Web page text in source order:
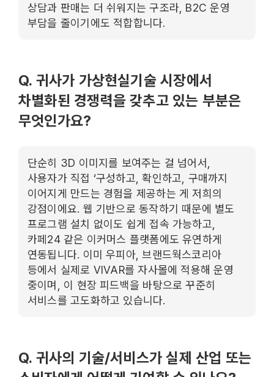
상담과 판매는 더 쉬워지는 구조라, B2C 운영
부담을 줄이기에도 적합합니다.
Q. 귀사가 가상현실기술 시장에서
차별화된 경쟁력을 갖추고 있는 부분은
무엇인가요?
단순히 3D 이미지를 보여주는 걸 넘어서,
사용자가 직접 ‘구성하고, 확인하고, 구매까지
이어지게 만드는 경험을 제공하는 게 저희의
강점이에요. 웹 기반으로 동작하기 때문에 별도
프로그램 설치 없이도 쉽게 접속 가능하고,
카페24 같은 이커머스 플랫폼에도 유연하게
연동됩니다. 이미 우피아, 브랜드웍스코리아
등에서 실제로 VIVAR를 자사몰에 적용해 운영
중이며, 이 현장 피드백을 바탕으로 꾸준히
서비스를 고도화하고 있습니다.
Q. 귀사의 기술/서비스가 실제 산업 또는